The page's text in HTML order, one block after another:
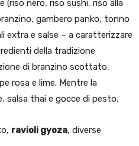
(riso nero, riso sushi, riso alla
gambero panko, tonno
extra e salse – a caratterizzare
della tradizione
di branzino scottato,
rosa e lime. Mentre la
salsa thai e gocce di pesto.
ravioli gyoza, diverse